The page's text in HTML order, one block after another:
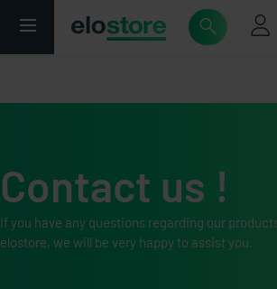
Contact us !
If you have any questions regarding our
elostore, we will be very happy to assist you.